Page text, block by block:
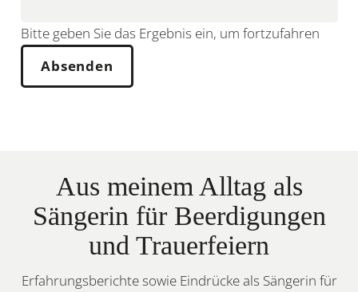
Bitte geben Sie das Ergebnis ein, um fortzufahren
Absenden
Aus meinem Alltag als
Sängerin für Beerdigungen
und Trauerfeiern
Erfahrungsberichte sowie Eindrücke als Sängerin für